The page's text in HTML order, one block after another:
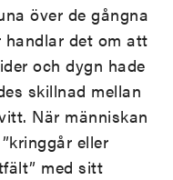
över de gångna
handlar det om att
och dygn hade
skillnad mellan
När människan
eller
med sitt